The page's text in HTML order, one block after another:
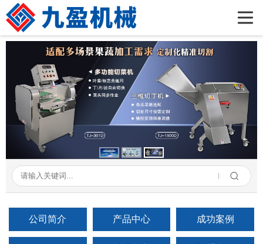
公司简介
产品展示
新闻资讯
成功案例
在线留言
联系我们
公司简介 产品中心 成功案例